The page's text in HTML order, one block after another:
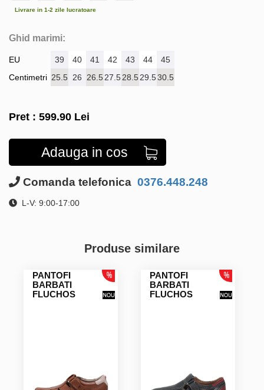
Livrare in 1-2 zile lucratoare
Ghid marimi:
EU
Centimetri
39 40 41 42 43 44
45
25.5 26 26.527.528.529.530.5
Pret : 599.90 Lei
Adauga in cos
Comanda telefonica 0376.448.248
L-V: 9:00-17:00
Produse similare
PANTOFI
BARBATI
FLUCHOS
PANTOFI
BARBATI
FLUCHOS